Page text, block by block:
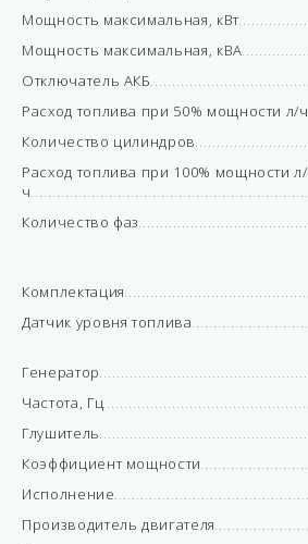
Мощность максимальная, кВт
Мощность максимальная, кВА
Отключатель АКБ
Расход топлива при 50% мощности л/ч
Количество цилиндров
Расход топлива при 100% мощности л/
ч
Количество фаз
Комплектация
Датчик уровня топлива
Генератор
Частота, Гц
Глушитель
Коэффициент мощности
Исполнение
Производитель двигателя